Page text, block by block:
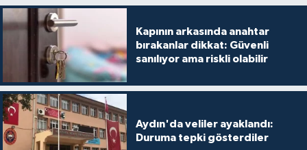
Kapının arkasında anahtar
bırakanlar dikkat: Güvenli
sanılıyor ama riskli olabilir
Aydın'da veliler ayaklandı:
Duruma tepki gösterdiler